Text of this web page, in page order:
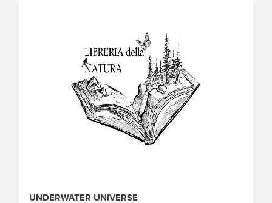
UNDERWATER UNIVERSE